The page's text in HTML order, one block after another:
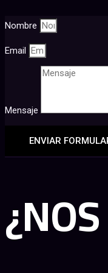
Nombre
Email
Mensaje
ENVIAR